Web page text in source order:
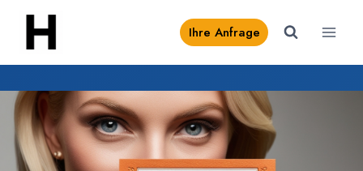
springen
Ihre Anfrage